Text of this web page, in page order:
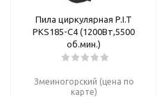
Пила циркулярная P.I.T
РКS185-C4 (1200Вт,5500
об.мин.)
Змеиногорский (цена по
карте)